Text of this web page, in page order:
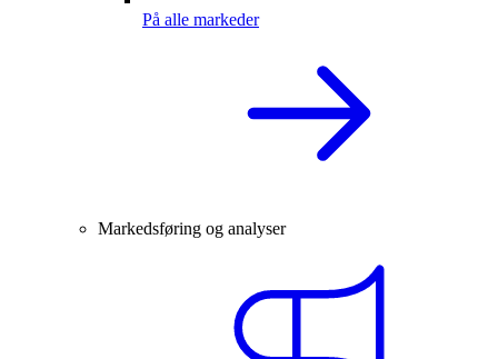
På alle markeder
Markedsføring og analyser